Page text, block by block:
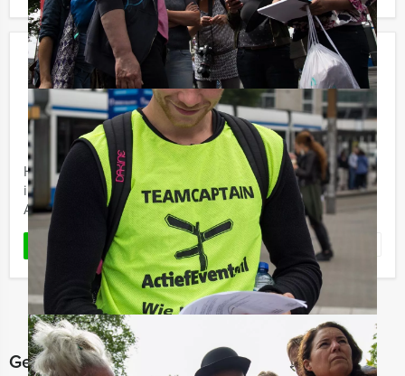
Sloepen Rally in Amsterdam
Vanaf€ 44,50 p.p. excl. BTW
Vanaf 15 personen ‐ 3 uur en 30 minuten
Houd u vast voor de Holland Tour Guides Sloepen Rally
in Amsterdam: met een fluisterboot door de
Amsterdamse grachten en leuke opdrachten uitvoeren.
LEES MEER Favoriet
Gerelateerde categorieën